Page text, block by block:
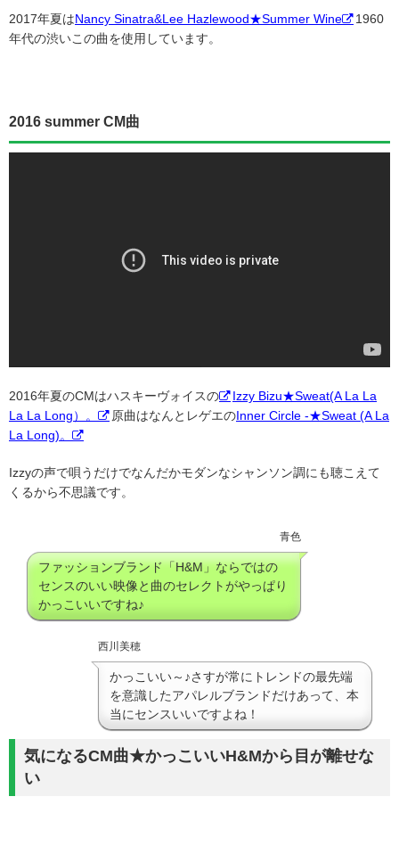
2017年夏はNancy Sinatra&Lee Hazlewood★Summer Wine
1960
年代の渋いこの曲を使用しています。
2016 summer CM曲
2016年夏のCMはハスキーヴォイスの
Izzy Bizu★Sweat(A La La
La La Long）。
原曲はなんとレゲエのInner Circle -★Sweat (A La
La Long)。
Izzyの声で唄うだけでなんだかモダンなシャンソン調にも聴こえて
くるから不思議です。
青色
ファッションブランド「H&M」ならではの
センスのいい映像と曲のセレクトがやっぱり
かっこいいですね♪
西川美穂
かっこいい～♪さすが常にトレンドの最先端
を意識したアパレルブランドだけあって、本
当にセンスいいですよね！
気になるCM曲★かっこいいH&Mから目が離せな
い